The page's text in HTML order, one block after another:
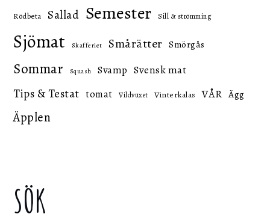
Rödbeta Sallad Semester Sill & strömming
Sjömat Skafferiet Smårätter Smörgås
Sommar Squash Svamp Svensk mat
Tips & Testat tomat Vildvuxet Vinterkalas VÅR Ägg
Äpplen
SÖK